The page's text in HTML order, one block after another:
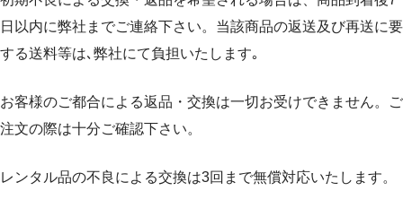
日以内に弊社までご連絡下さい。当該商品の返送及び再送に要
する送料等は､弊社にて負担いたします｡
お客様のご都合による返品・交換は一切お受けできません。ご
注文の際は十分ご確認下さい。
レンタル品の不良による交換は3回まで無償対応いたします。